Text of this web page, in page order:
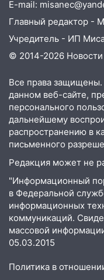
E-mail:
Главный редактор -
Учредитель - ИП
© 2014-2026 Новости
Все права
данном веб-сайте,
персонального
дальнейшему
распространению в
письменного
Редакция может не
"Информационный
в Федеральной
информационных
коммуникаций.
массовой
05.03.2015
Политика в